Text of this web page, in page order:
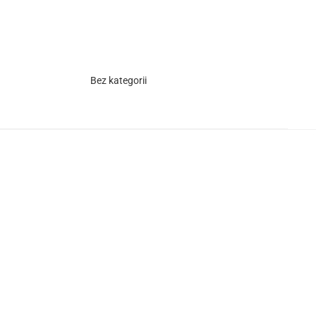
Bez kategorii